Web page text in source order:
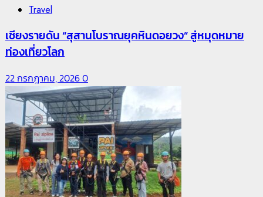
Travel
เชียงรายดัน “สุสานโบราณยุคหินดอยวง” สู่หมุดหมาย
ท่องเที่ยวโลก
22 กรกฎาคม, 20260